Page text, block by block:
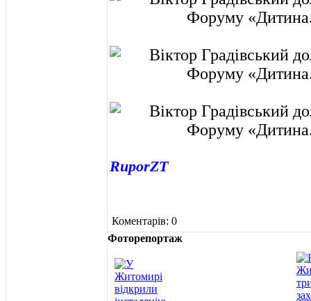
RuporZT
Коментарів: 0
Фоторепортаж